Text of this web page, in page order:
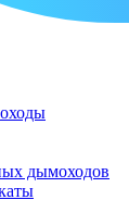
дымоходов